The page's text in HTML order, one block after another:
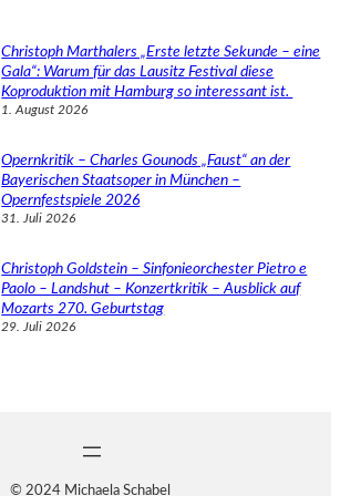
Christoph Marthalers „Erste letzte Sekunde – eine
Gala“: Warum für das Lausitz Festival diese
Koproduktion mit Hamburg so interessant ist.
1. August 2026
Opernkritik – Charles Gounods „Faust“ an der
Bayerischen Staatsoper in München –
Opernfestspiele 2026
31. Juli 2026
Christoph Goldstein – Sinfonieorchester Pietro e
Paolo – Landshut – Konzertkritik – Ausblick auf
Mozarts 270. Geburtstag
29. Juli 2026
© 2024 Michaela Schabel